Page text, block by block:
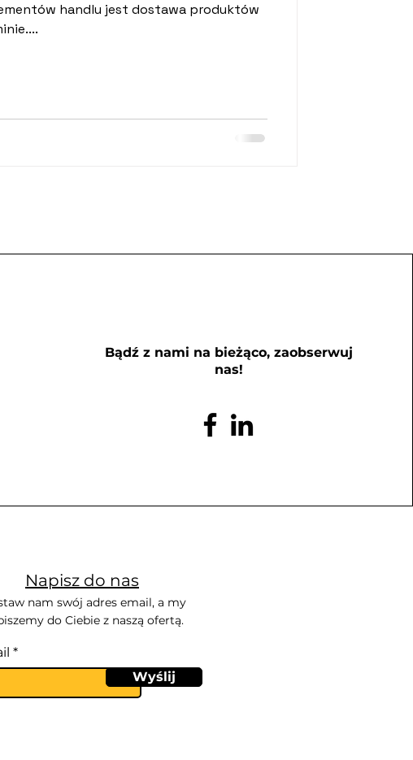
handlu jest dostawa produktów
Bądź z nami na bieżąco, zaobserwuj
nas!
Napisz do nas
nam swój adres email, a my
do Ciebie z naszą ofertą.
Wyślij